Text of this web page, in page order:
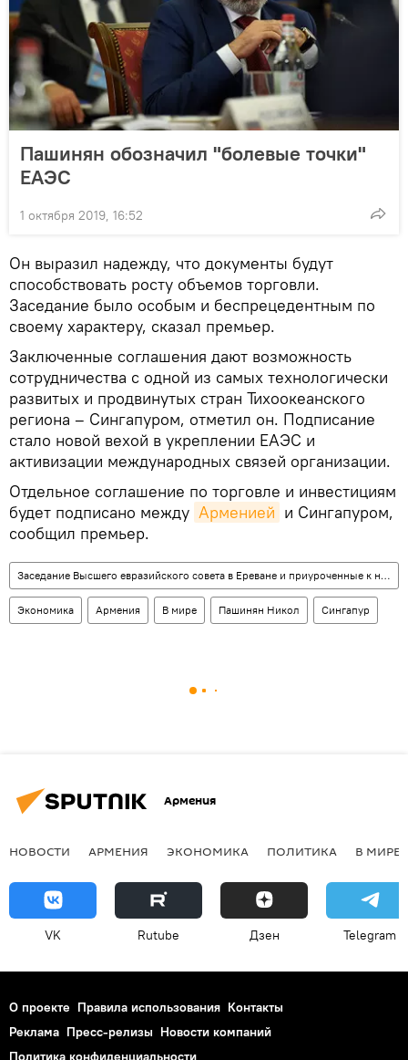
Пашинян обозначил "болевые точки"
ЕАЭС
1 октября 2019, 16:52
Он выразил надежду, что документы будут
способствовать росту объемов торговли.
Заседание было особым и беспрецедентным по
своему характеру, сказал премьер.
Заключенные соглашения дают возможность
сотрудничества с одной из самых технологически
развитых и продвинутых стран Тихоокеанского
региона – Сингапуром, отметил он. Подписание
стало новой вехой в укреплении ЕАЭС и
активизации международных связей организации.
Отдельное соглашение по торговле и инвестициям
будет подписано между Арменией и Сингапуром,
сообщил премьер.
Заседание Высшего евразийского совета в Ереване и приуроченные к нему мероприятия
Экономика Армения В мире Пашинян Никол Сингапур
Армения
НОВОСТИ АРМЕНИЯ ЭКОНОМИКА ПОЛИТИКА В МИРЕ
VK Rutube Дзен Telegram
О проекте Правила использования Контакты
Реклама Пресс-релизы Новости компаний
Политика конфиденциальности